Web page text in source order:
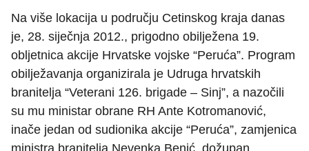
Na više lokacija u području Cetinskog kraja danas
je, 28. siječnja 2012., prigodno obilježena 19.
obljetnica akcije Hrvatske vojske “Peruća”. Program
obilježavanja organizirala je Udruga hrvatskih
branitelja “Veterani 126. brigade – Sinj”, a nazočili
su mu ministar obrane RH Ante Kotromanović,
inače jedan od sudionika akcije “Peruća”, zamjenica